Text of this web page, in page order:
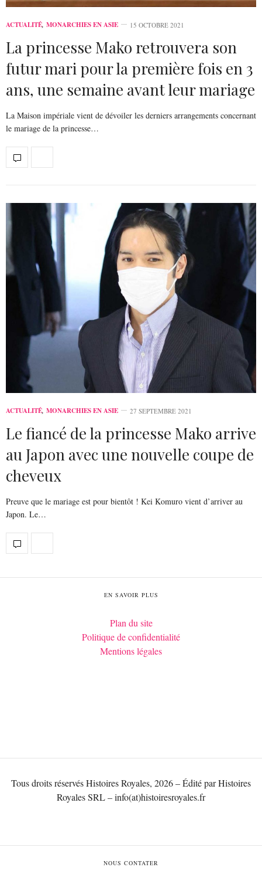
ACTUALITÉ, MONARCHIES EN ASIE 15 OCTOBRE 2021
La princesse Mako retrouvera son
futur mari pour la première fois en 3
ans, une semaine avant leur mariage
La Maison impériale vient de dévoiler les derniers arrangements concernant
le mariage de la princesse…
ACTUALITÉ, MONARCHIES EN ASIE 27 SEPTEMBRE 2021
Le fiancé de la princesse Mako arrive
au Japon avec une nouvelle coupe de
cheveux
Preuve que le mariage est pour bientôt ! Kei Komuro vient d’arriver au
Japon. Le…
EN SAVOIR PLUS
Plan du site
Politique de confidentialité
Mentions légales
Tous droits réservés Histoires Royales, 2026 – Édité par Histoires
Royales SRL – info(at)histoiresroyales.fr
NOUS CONTATER